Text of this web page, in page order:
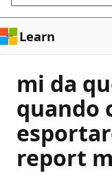
Learn
mi da
quando
report